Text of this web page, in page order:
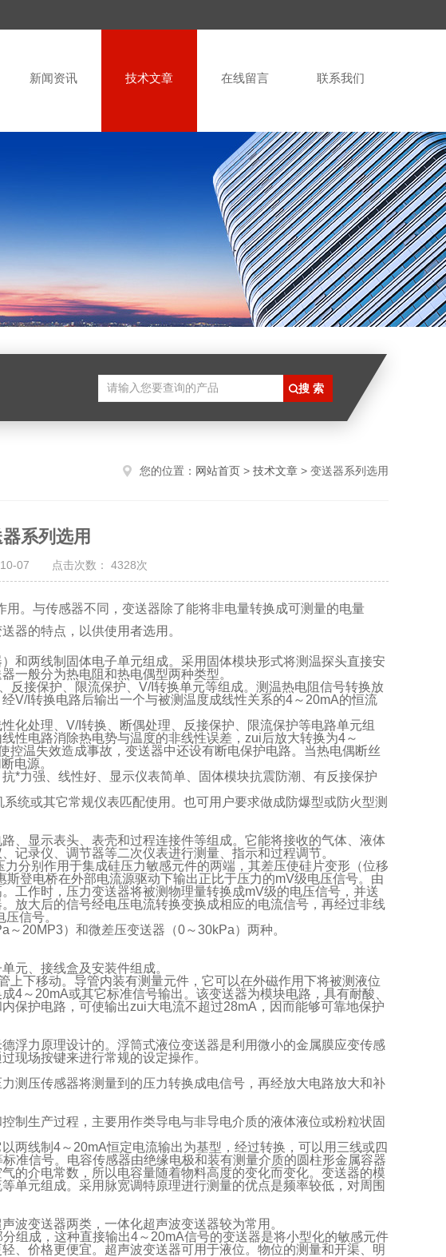
新闻资讯 技术文章 在线留言 联系我们
您的位置： 网站首页 > 技术文章 > 变送器系列选用
系列选用
10-07 点击次数： 4328次
。与传感器不同，变送器除了能将非电量转换成可测量的电量
器的特点，以供使用者选用。
和两线制固体电子单元组成。采用固体模块形式将测温探头直接安
一般分为热电阻和热电偶型两种类型。
反接保护、限流保护、V/I转换单元等组成。测温热电阻信号转换放
V/I转换电路后输出一个与被测温度成线性关系的4～20mA的恒流
化处理、V/I转换、断偶处理、反接保护、限流保护等电路单元组
性电路消除热电势与温度的非线性误差，zui后放大转换为4～
温失效造成事故，变送器中还设有断电保护电路。当热电偶断丝
电源。
*力强、线性好、显示仪表简单、固体模块抗震防潮、有反接保护
统或其它常规仪表匹配使用。也可用户要求做成防爆型或防火型测
、显示表头、表壳和过程连接件等组成。它能将接收的气体、液体
记录仪、调节器等二次仪表进行测量、指示和过程调节。
分别作用于集成硅压力敏感元件的两端，其差压使硅片变形（位移
登电桥在外部电流源驱动下输出正比于压力的mV级电压信号。由
工作时，压力变送器将被测物理量转换成mV级的电压信号，并送
放大后的信号经电压电流转换变换成相应的电流信号，再经过非线
信号。
20MP3）和微差压变送器（0～30kPa）两种。
元、接线盒及安装件组成。
下移动。导管内装有测量元件，它可以在外磁作用下将被测液位
4～20mA或其它标准信号输出。该变送器为模块电路，具有耐酸、
保护电路，可使输出zui大电流不超过28mA，因而能够可靠地保护
浮力原理设计的。浮筒式液位变送器是利用微小的金属膜应变传感
现场按键来进行常规的设定操作。
测压传感器将测量到的压力转换成电信号，再经放大电路放大和补
制生产过程，主要用作类导电与非导电介质的液体液位或粉粒状固
两线制4～20mA恒定电流输出为基型，经过转换，可以用三线或四
准信号。电容传感器由绝缘电极和装有测量介质的圆柱形金属容器
的介电常数，所以电容量随着物料高度的变化而变化。变送器的模
单元组成。采用脉宽调特原理进行测量的优点是频率较低，对周围
波变送器两类，一体化超声波变送器较为常用。
组成，这种直接输出4～20mA信号的变送器是将小型化的敏感元件
、价格更便宜。超声波变送器可用于液位。物位的测量和开渠、明